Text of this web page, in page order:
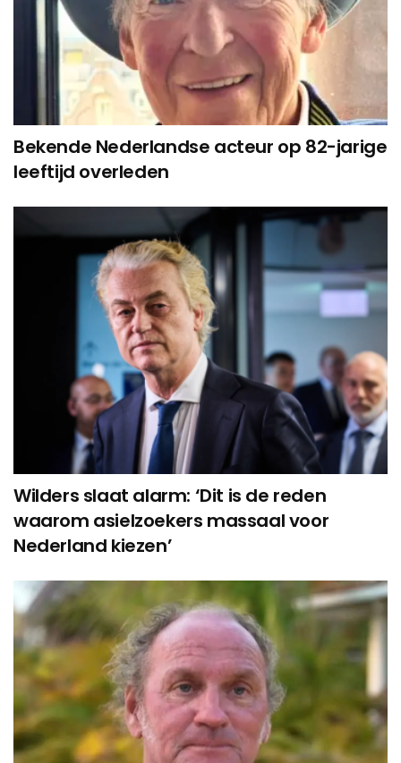
Bekende Nederlandse acteur op 82-jarige
leeftijd overleden
Wilders slaat alarm: ‘Dit is de reden
waarom asielzoekers massaal voor
Nederland kiezen’